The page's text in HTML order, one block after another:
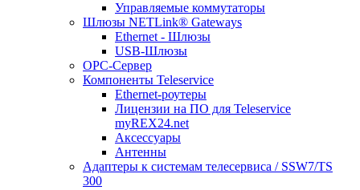
Управляемые коммутаторы
Шлюзы NETLink® Gateways
Ethernet - Шлюзы
USB-Шлюзы
ОРС-Сервер
Компоненты Teleservice
Ethernet-роутеры
Лицензии на ПО для Teleservice
myREX24.net
Аксессуары
Антенны
Адаптеры к системам телесервиса / SSW7/TS
300